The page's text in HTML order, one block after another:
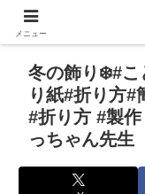
冬の飾り❄️#こ
り紙#折り方#
#折り方 #製
っちゃん先生
メニュー